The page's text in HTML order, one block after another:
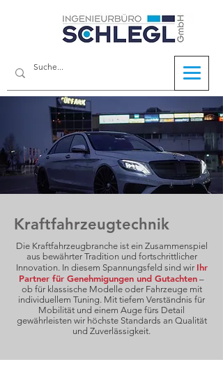
Kraftfahrzeugtechnik
Die Kraftfahrzeugbranche ist ein Zusammenspiel
aus bewährter Tradition und fortschrittlicher
Innovation. In diesem Spannungsfeld sind wir Ihr
Partner für Genehmigungen und Gutachten –
ob für klassische Modelle oder Fahrzeuge mit
individuellem Tuning. Mit tiefem Verständnis für
Mobilität und einem Auge fürs Detail
gewährleisten wir höchste Standards an Qualität
und Zuverlässigkeit.